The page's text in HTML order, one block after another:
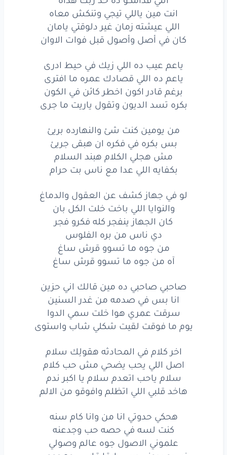
كانفي أصلوأصول
قبلفواتالاوان
عيب ده اللي
في حيط ادرى
ياعمدهاللي قصادك
عمره ما افترى
برغم قادراكون
اخطركائنفي الكون
بكرهتسد الديون
وتقول ياريتما جرى
من يومينكنتشئ
والنهارده بريئ
بس
بكره في فكره
ان هبقىجريئ
مشهجليالكلام
هبندالسلام
بكفايهاللي عدا
معناسبتحرام
لوفي جهازكشف
عنالعقولوالدماغ
انت مين ياللي تيجي وتنكش معاه
اللي عيشته زمان غير دلوقتي يامان
كان في أصل وأصول قبل فوات الاوان
ياعم عيب ده اللي زيك في حيط ادرى
ياعم ده اللي قصادك عمره ما افترى
برغم قادر اكون اخطر كائن في الكون
بكره تسد الديون وتقول ياريت ما جرى
من يومين كنت شئ والنهارده بريئ
بس بكره في فكره ان هبقى جريئ
مش هجلي الكلام هبند السلام
بكفايه اللي عدا مع ناس بت حرام
لو في جهاز كشف عن العقول والدماغ
والنوايا اللي باخت خلت الكل بان
كان الجهاز ينفجر كله فكرو فجر
دي ناس من بره الفلوس
من جوه ما تسوو قرش ساغ
آه من جوه ما تسوو قرش ساغ
صاحبي صاحبي ده مين قالك اني حزين
انا بس في صدمه من غدر السنين
سرقت عمري هوا خلت سمي الدوا
يوم ما فوقت لقيت شكلي شاب واستوى
اخر كلام في المحادثه هقولِك سلام
اصل اللي يحب يضحي مش حب كلام
سلام ياحب اتعدم سلام يا اكبر ندم
هاخد قلبي اللي اتظلم وافوقو من الالم
هحكي حدوتي انا من وانا كام سنه
كنت لسه في حصه حب وجدعنه
علموني الاصول جوه عالم وصولي